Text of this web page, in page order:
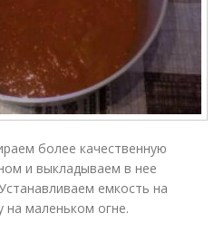
более качественную
и выкладываем в нее
емкость на
маленьком огне.